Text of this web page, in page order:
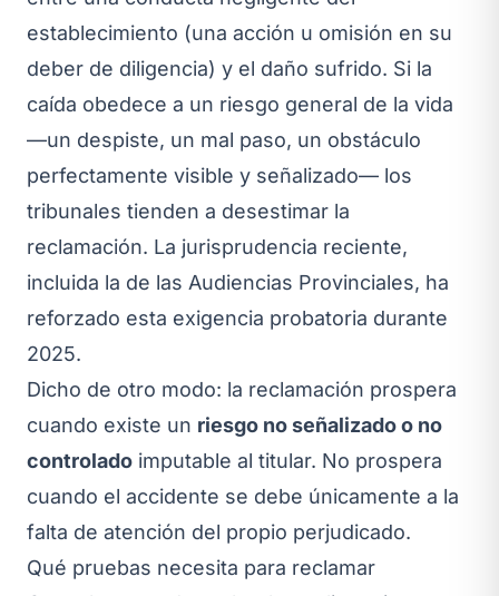
establecimiento (una acción u omisión en su
deber de diligencia) y el daño sufrido. Si la
caída obedece a un riesgo general de la vida
—un despiste, un mal paso, un obstáculo
perfectamente visible y señalizado— los
tribunales tienden a desestimar la
reclamación. La jurisprudencia reciente,
incluida la de las Audiencias Provinciales, ha
reforzado esta exigencia probatoria durante
2025.
Dicho de otro modo: la reclamación prospera
cuando existe un riesgo no señalizado o no
controlado imputable al titular. No prospera
cuando el accidente se debe únicamente a la
falta de atención del propio perjudicado.
Qué pruebas necesita para reclamar